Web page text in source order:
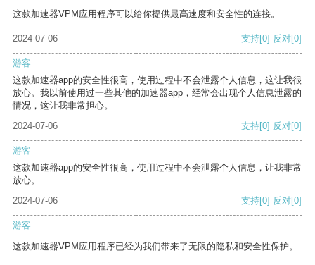
这款加速器VPM应用程序可以给你提供最高速度和安全性的连接。
2024-07-06 支持[0] 反对[0]
游客
这款加速器app的安全性很高，使用过程中不会泄露个人信息，这让我很
放心。我以前使用过一些其他的加速器app，经常会出现个人信息泄露的
情况，这让我非常担心。
2024-07-06
支持[0] 反对[0]
游客
这款加速器app的安全性很高，使用过程中不会泄露个人信息，让我非常
放心。
2024-07-06
支持[0] 反对[0]
游客
这款加速器VPM应用程序已经为我们带来了无限的隐私和安全性保护。